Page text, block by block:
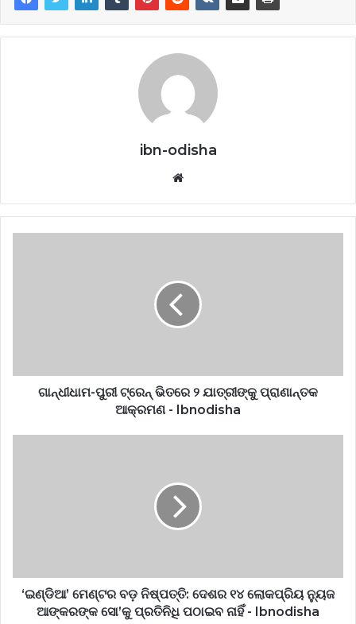
ibn-odisha
Website
ଗାନ୍ଧୀଧାମ-ପୁରୀ ଟ୍ରେନ୍‌ ଭିତରେ ୨ ଯାତ୍ରୀଙ୍କୁ ପ୍ରାଣାନ୍ତକ
ଆକ୍ରମଣ - Ibnodisha
‘ଇଣ୍ଡିଆ’ ମେଣ୍ଟର ବଡ଼ ନିଷ୍ପତ୍ତି: ଦେଶର ୧୪ ଲୋକପ୍ରିୟ ନ୍ୟୁଜ
ଆଙ୍କରଙ୍କ ସୋ’କୁ ପ୍ରତିନିଧି ପଠାଇବ ନାହିଁ - Ibnodisha